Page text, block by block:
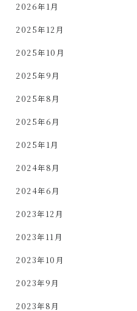
2026年1月
2025年12月
2025年10月
2025年9月
2025年8月
2025年6月
2025年1月
2024年8月
2024年6月
2023年12月
2023年11月
2023年10月
2023年9月
2023年8月